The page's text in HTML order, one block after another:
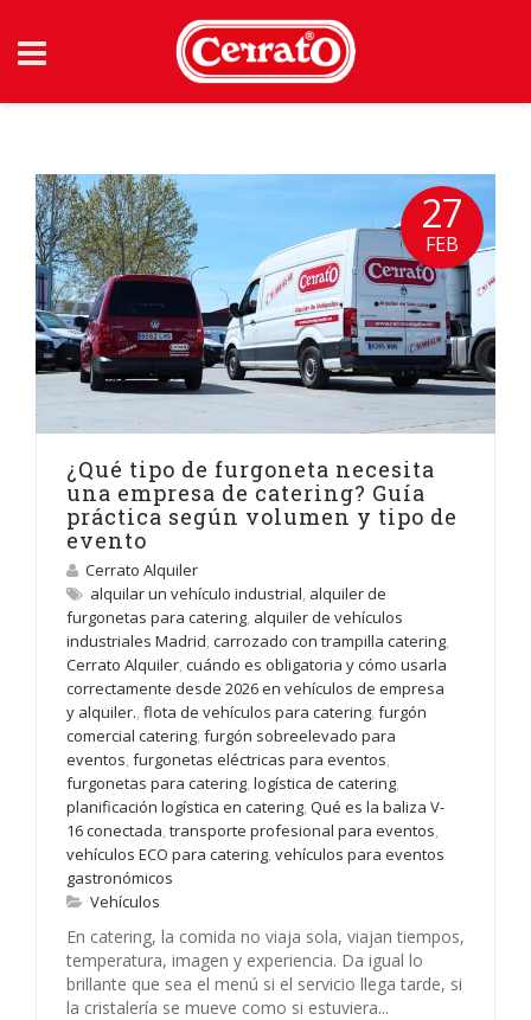
27
FEB
¿Qué tipo de furgoneta necesita
una empresa de catering? Guía
práctica según volumen y tipo de
evento
Cerrato Alquiler
alquilar un vehículo industrial, alquiler de
furgonetas para catering, alquiler de vehículos
industriales Madrid, carrozado con trampilla catering,
Cerrato Alquiler, cuándo es obligatoria y cómo usarla
correctamente desde 2026 en vehículos de empresa
y alquiler., flota de vehículos para catering, furgón
comercial catering, furgón sobreelevado para
eventos, furgonetas eléctricas para eventos,
furgonetas para catering, logística de catering,
planificación logística en catering, Qué es la baliza V-
16 conectada, transporte profesional para eventos,
vehículos ECO para catering, vehículos para eventos
gastronómicos
Vehículos
En catering, la comida no viaja sola, viajan tiempos,
temperatura, imagen y experiencia. Da igual lo
brillante que sea el menú si el servicio llega tarde, si
la cristalería se mueve como si estuviera...